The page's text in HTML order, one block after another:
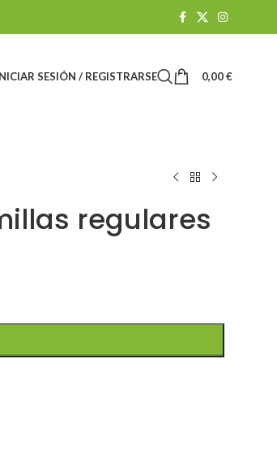
SESIÓN / REGISTRARSE 0,00€
regulares